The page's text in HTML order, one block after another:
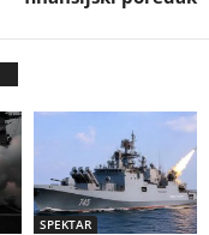
SPEKTAR